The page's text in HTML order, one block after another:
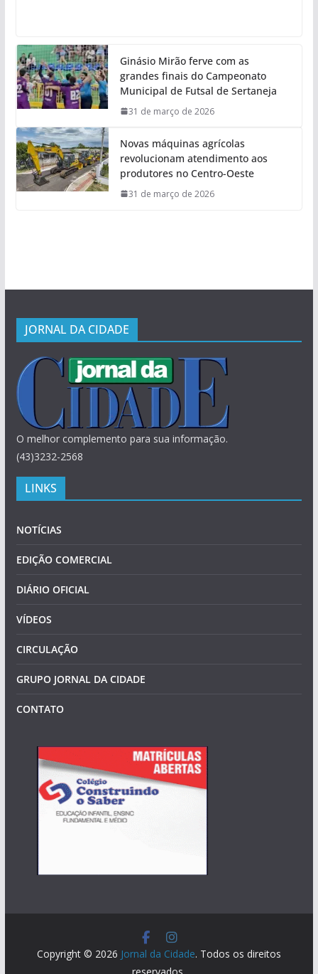
Ginásio Mirão ferve com as
grandes finais do Campeonato
Municipal de Futsal de Sertaneja
31 de março de 2026
Novas máquinas agrícolas
revolucionam atendimento aos
produtores no Centro-Oeste
31 de março de 2026
JORNAL DA CIDADE
O melhor complemento para sua informação.
(43)3232-2568
LINKS
NOTÍCIAS
EDIÇÃO COMERCIAL
DIÁRIO OFICIAL
VÍDEOS
CIRCULAÇÃO
GRUPO JORNAL DA CIDADE
CONTATO
Copyright © 2026 Jornal da Cidade. Todos os direitos